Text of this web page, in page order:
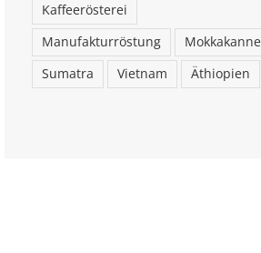
Kaffeerösterei
Manufakturröstung
Mokkakanne
Sumatra
Vietnam Äthiopien